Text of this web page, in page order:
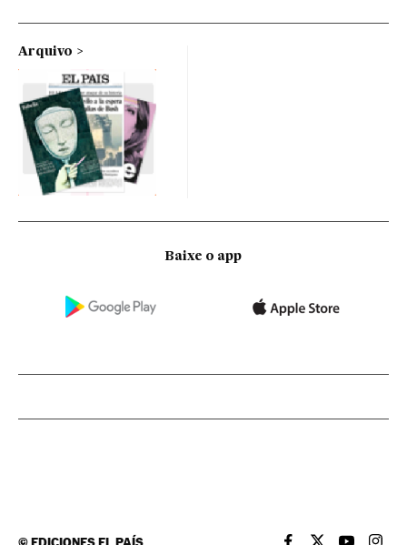
Arquivo
Baixe o app
©EDICIONES EL PAÍS